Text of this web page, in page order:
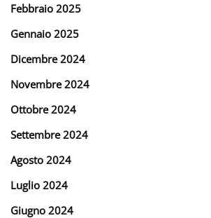
Febbraio 2025
Gennaio 2025
Dicembre 2024
Novembre 2024
Ottobre 2024
Settembre 2024
Agosto 2024
Luglio 2024
Giugno 2024